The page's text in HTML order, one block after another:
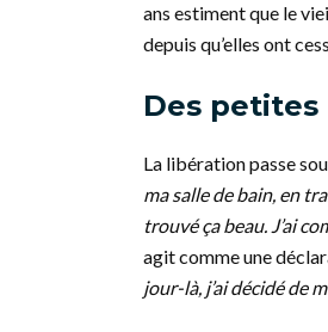
ans estiment que le
depuis qu’elles ont
Des
La libération passe
ma salle de bain, en
trouvé ça beau. J’ai
agit comme une
jour-là, j’ai décidé de